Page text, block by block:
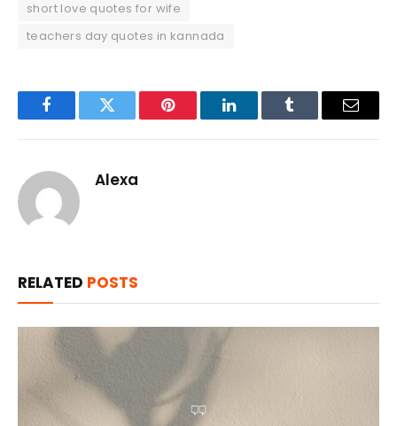
short love quotes for wife
teachers day quotes in kannada
FacebookTwitter Pinterest LinkedInTumblr Email
Alexa
RELATED POSTS